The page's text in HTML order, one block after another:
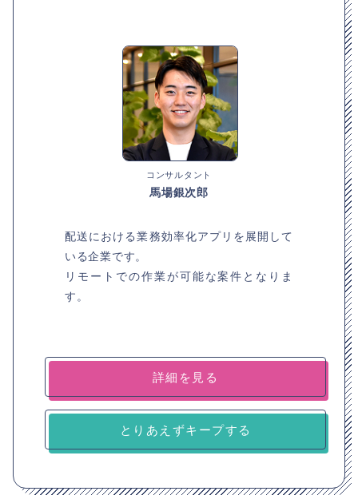
コンサルタント
馬場銀次郎
配送における業務効率化アプリを展開して
いる企業です。
リモートでの作業が可能な案件となりま
す。
詳細を見る
とりあえずキープする